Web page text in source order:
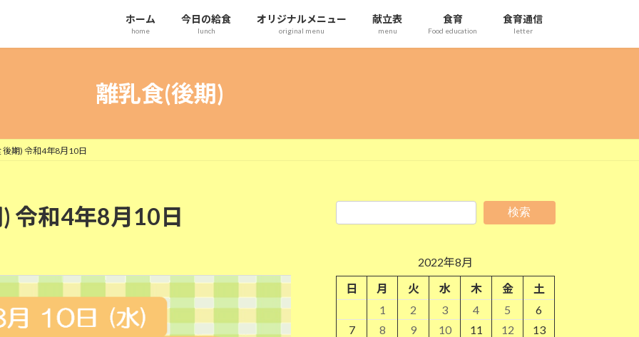
ホーム
home
今日の給食
lunch
オリジナルメニュー
original menu
献立表
menu
食育
Food education
食育通信
letter
離乳食(後期)
期) 令和4年8月10日
令和4年8月10日 検索
2022年8月
日
月 火 水 木 金
土
1
2 3 4 5
6
7
8 9 10 11 12
13